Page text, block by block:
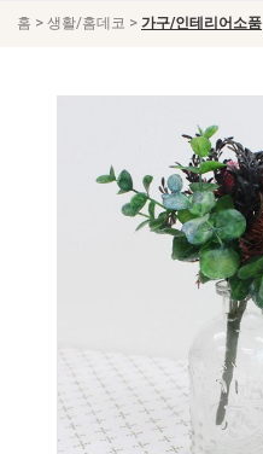
홈 > 생활/홈데코 > 가구/인테리어소품